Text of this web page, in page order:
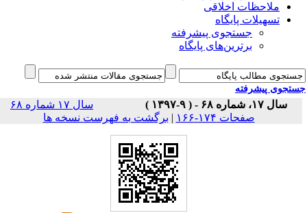
ملاحظات اخلاقی
تسهیلات پایگاه
جستجوی پیشرفته
برترین‌های پایگاه
پیشرفته
سال ۱۷، شماره ۶۸ - ( ۹-۱۳۹۷ )
سال ۱۷ شماره ۶۸
صفحات ۱۷۴-۱۶۶
|برگشت به فهرست نسخه ها